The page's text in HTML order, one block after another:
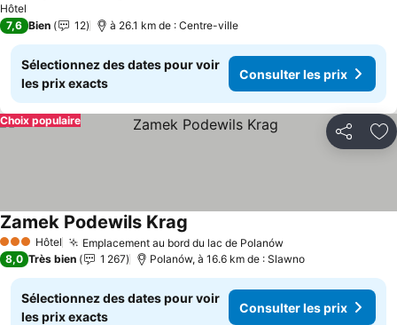
Hôtel
7,6 Bien 12 à 26.1 km de : Centre-ville
Sélectionnez des dates pour voir
les prix exacts
Consulter les prix
Partager
Choix populaire
3 ÉtoilesHôtel Emplacement au bord du lac de Polanów
Zamek Podewils Krag
8,0 Très bien 1 267 Polanów, à 16.6 km de : Slawno
Sélectionnez des dates pour voir
les prix exacts
Consulter les prix